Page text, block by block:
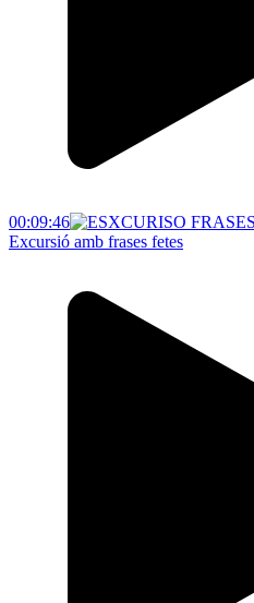
00:09:46
Excursió amb frases fetes